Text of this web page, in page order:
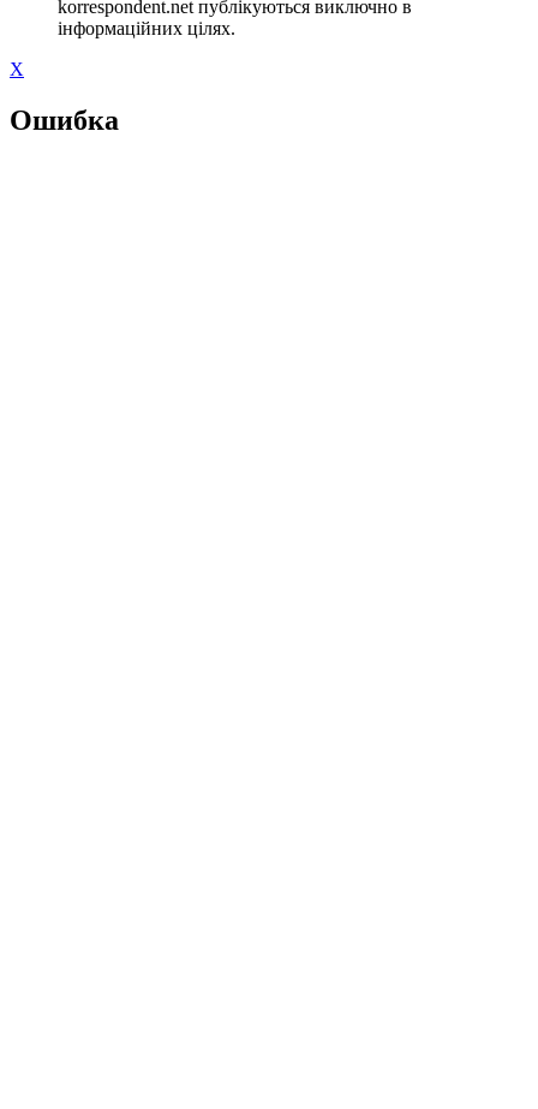
korrespondent.net публікуються виключно в
інформаційних цілях.
X
Ошибка